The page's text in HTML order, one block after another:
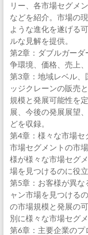
リー、各市場セグメ
などを紹介。市場の
ような進化を遂げる
ルな見解を提供。
第2章：ダブルガー
争環境、価格、売上
第3章：地域レベル、
ッジクレーンの販売
規模と発展可能性を
展、今後の発展展望
どを収録。
第4章：様々な市場
市場セグメントの市
様が様々な市場セグ
場を見つけるのに役立
第5章：お客様が異
ャン市場を見つける
の市場規模と発展の
別に様々な市場セグ
第6章：主要企業の